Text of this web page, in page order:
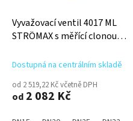
Vyvažovací ventil 4017 ML
STRÖMAX s měřící clonou
Dostupná na centrálním skladě
od 2 519,22 Kč včetně DPH
od 2 082 Kč